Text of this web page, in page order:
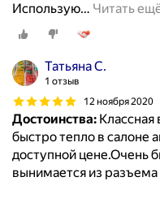
Использую… Читать
Татьяна С.
1 отзыв
12 ноября 2020
Достоинства:
быстро тепло в салоне
доступной цене.Очень
вынимается из разъема